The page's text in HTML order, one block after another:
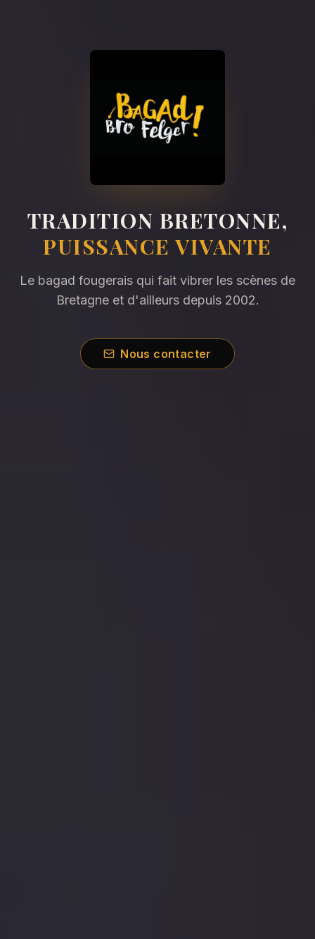
TRADITION BRETONNE,
PUISSANCE VIVANTE
Le bagad fougerais qui fait vibrer les scènes de
Bretagne et d'ailleurs depuis 2002.
Nous contacter